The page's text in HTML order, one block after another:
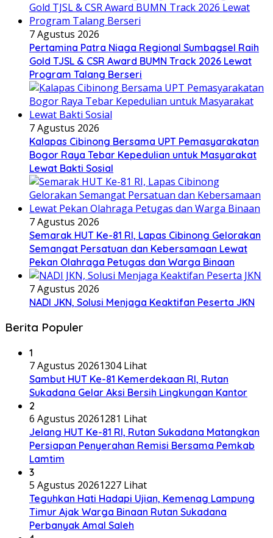
7 Agustus 2026
Pertamina Patra Niaga Regional Sumbagsel Raih
Gold TJSL & CSR Award BUMN Track 2026 Lewat
Program Talang Berseri
7 Agustus 2026
Kalapas Cibinong Bersama UPT Pemasyarakatan
Bogor Raya Tebar Kepedulian untuk Masyarakat
Lewat Bakti Sosial
7 Agustus 2026
Semarak HUT Ke-81 RI, Lapas Cibinong Gelorakan
Semangat Persatuan dan Kebersamaan Lewat
Pekan Olahraga Petugas dan Warga Binaan
7 Agustus 2026
NADI JKN, Solusi Menjaga Keaktifan Peserta JKN
Berita Populer
1
7 Agustus 20261304 Lihat
Sambut HUT Ke-81 Kemerdekaan RI, Rutan
Sukadana Gelar Aksi Bersih Lingkungan Kantor
2
6 Agustus 20261281 Lihat
Jelang HUT Ke-81 RI, Rutan Sukadana Matangkan
Persiapan Penyerahan Remisi Bersama Pemkab
Lamtim
3
5 Agustus 20261227 Lihat
Teguhkan Hati Hadapi Ujian, Kemenag Lampung
Timur Ajak Warga Binaan Rutan Sukadana
Perbanyak Amal Saleh